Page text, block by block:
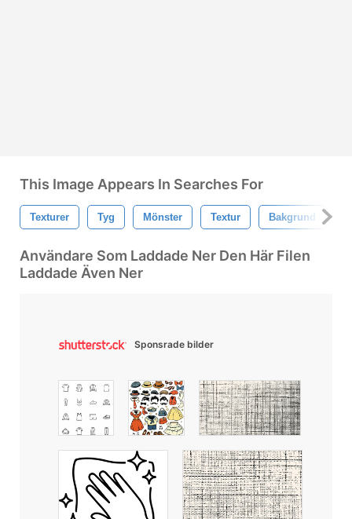
This Image Appears In Searches For
Texturer Tyg Mönster Textur Bakgrund
Användare Som Laddade Ner Den Här Filen
Laddade Även Ner
Sponsrade bilder